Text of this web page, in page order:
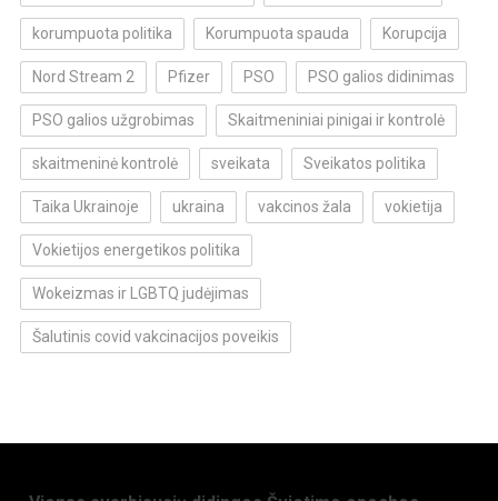
korumpuota politika Korumpuota spauda Korupcija
Nord Stream 2 Pfizer PSO PSO galios didinimas
PSO galios užgrobimas Skaitmeniniai pinigai ir kontrolė
skaitmeninė kontrolė sveikata Sveikatos politika
Taika Ukrainoje ukraina vakcinos žala vokietija
Vokietijos energetikos politika
Wokeizmas ir LGBTQ judėjimas
Šalutinis covid vakcinacijos poveikis